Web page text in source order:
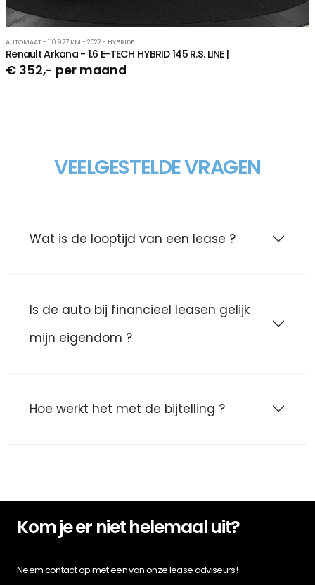
AUTOMAAT - 110.977 KM - 2022 - HYBRIDE
Renault Arkana - 1.6 E-TECH HYBRID 145 R.S. LINE |
€ 352,- per maand
VEELGESTELDE VRAGEN
Wat is de looptijd van een lease ?
Is de auto bij financieel leasen gelijk
mijn eigendom ?
Hoe werkt het met de bijtelling ?
Kom je er niet helemaal uit?
Neem contact op met een van onze lease adviseurs!